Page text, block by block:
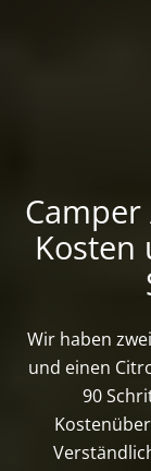
Kosten
Wir haben
und einen
90